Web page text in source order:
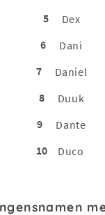
5
Dex
6
Dani
7
Daniel
8
Duuk
9
Dante
10
Duco